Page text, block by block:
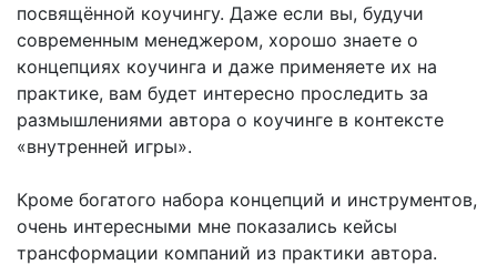
посвящённой коучингу. Даже если вы, будучи
современным менеджером, хорошо знаете о
концепциях коучинга и даже применяете их на
практике, вам будет интересно проследить за
размышлениями автора о коучинге в контексте
«внутренней игры».
Кроме богатого набора концепций и инструментов,
очень интересными мне показались кейсы
трансформации компаний из практики автора.